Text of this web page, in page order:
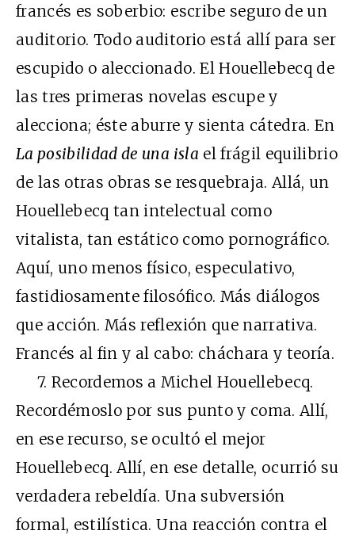
francés es soberbio: escribe seguro de un
auditorio. Todo auditorio está allí para ser
escupido o aleccionado. El Houellebecq de
las tres primeras novelas escupe y
alecciona; éste aburre y sienta cátedra. En
La posibilidad de una isla el frágil equilibrio
de las otras obras se resquebraja. Allá, un
Houellebecq tan intelectual como
vitalista, tan estático como pornográfico.
Aquí, uno menos físico, especulativo,
fastidiosamente filosófico. Más diálogos
que acción. Más reflexión que narrativa.
Francés al fin y al cabo: cháchara y teoría.
7. Recordemos a Michel Houellebecq.
Recordémoslo por sus punto y coma. Allí,
en ese recurso, se ocultó el mejor
Houellebecq. Allí, en ese detalle, ocurrió su
verdadera rebeldía. Una subversión
formal, estilística. Una reacción contra el